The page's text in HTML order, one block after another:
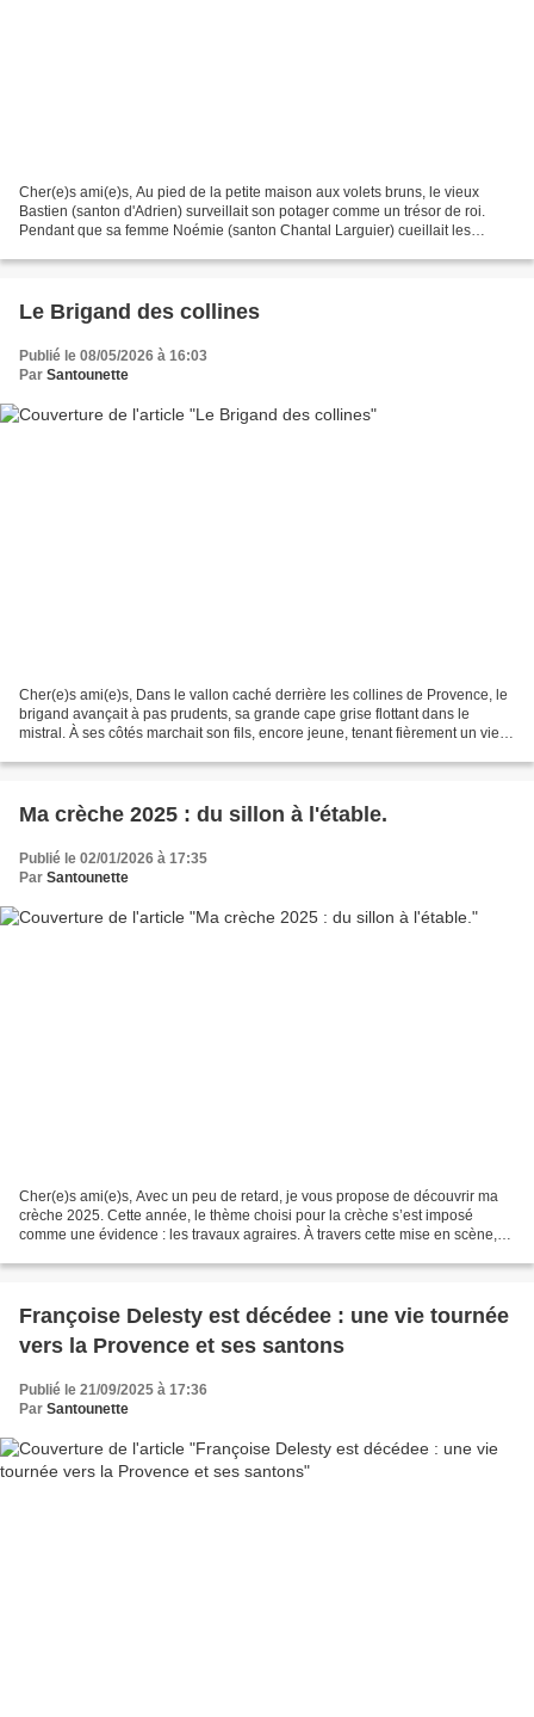
Cher(e)s ami(e)s, Au pied de la petite maison aux volets bruns, le vieux
Bastien (santon d'Adrien) surveillait son potager comme un trésor de roi.
Pendant que sa femme Noémie (santon Chantal Larguier) cueillait les
Le Brigand des collines
Publié le 08/05/2026 à 16:03
Par Santounette
Cher(e)s ami(e)s, Dans le vallon caché derrière les collines de Provence, le
brigand avançait à pas prudents, sa grande cape grise flottant dans le
mistral. À ses côtés marchait son fils, encore jeune, tenant fièrement un vieux
Ma crèche 2025 : du sillon à l'étable.
Publié le 02/01/2026 à 17:35
Par Santounette
Cher(e)s ami(e)s, Avec un peu de retard, je vous propose de découvrir ma
crèche 2025. Cette année, le thème choisi pour la crèche s’est imposé
comme une évidence : les travaux agraires. À travers cette mise en scène,
Françoise Delesty est décédee : une vie tournée
vers la Provence et ses santons
Publié le 21/09/2025 à 17:36
Par Santounette